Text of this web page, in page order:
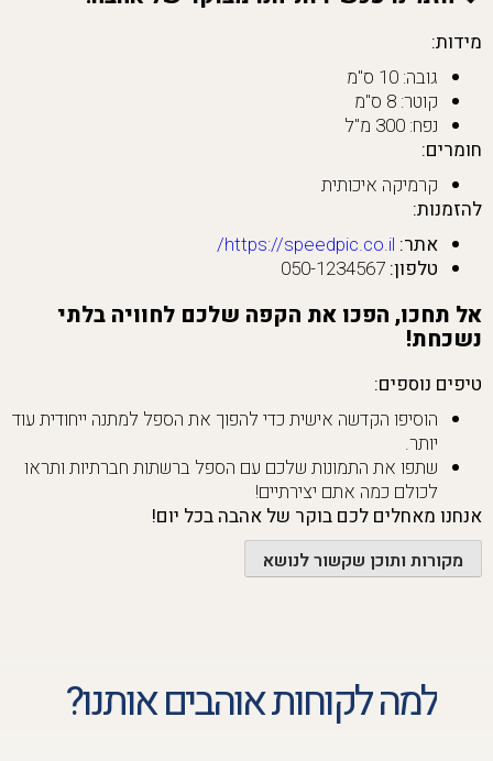
מידות:
גובה: 10 ס"מ
קוטר: 8 ס"מ
נפח: 300 מ"ל
חומרים:
קרמיקה איכותית
להזמנות:
אתר: https://speedpic.co.il/
טלפון:
אל תחכו, הפכו את הקפה שלכם לחוויה בלתי
נשכחת!
טיפים נוספים:
הוסיפו הקדשה אישית כדי להפוך את הספל למתנה ייחודית עוד
יותר.
שתפו את התמונות שלכם עם הספל ברשתות חברתיות ותראו
לכולם כמה אתם יצירתיים!
אנחנו מאחלים לכם בוקר של אהבה בכל יום!
מקורות ותוכן שקשור לנושא
למה לקוחות אוהבים אותנו?